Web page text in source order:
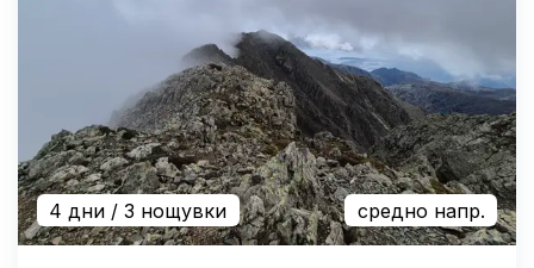
4 дни / 3 нощувки средно напр.